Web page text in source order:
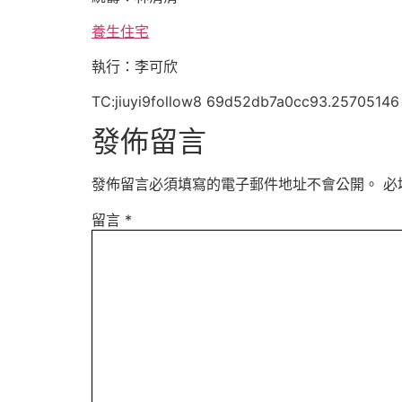
養生住宅
執行：李可欣
TC:jiuyi9follow8 69d52db7a0cc93.25705146
發佈留言
發佈留言必須填寫的電子郵件地址不會公開。 必
留言 *